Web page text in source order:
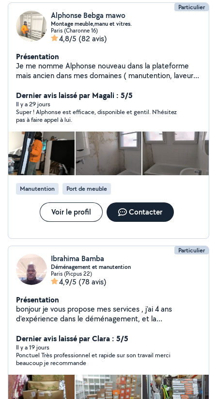
Particulier
Alphonse Bebga mawo
Montage meuble,manu et vitres.
Paris (Charonne 16)
4,8/5 (82 avis)
Présentation
Je me nomme Alphonse nouveau dans la plateforme
mais ancien dans mes domaines ( manutention, laveur
Homme fiable, respectueux ,sourire, dynamique et
Dernier avis laissé par Magali : 5/5
Il y a 29 jours
Super ! Alphonse est efficace, disponible et gentil. N'hésitez
pas à faire appel à lui.
Manutention Port de meuble
Voir le profil Contacter
Particulier
Ibrahima Bamba
Déménagement et manutention
Paris (Picpus 22)
4,9/5 (78 avis)
Présentation
bonjour je vous propose mes services , j'ai 4 ans
d'expérience dans le déménagement, et la
avec un travail soigneux. n'hésitez pas à me contacter
merci à vous
Dernier avis laissé par Clara : 5/5
Il y a 19 jours
Ponctuel Très professionnel et rapide sur son travail merci
beaucoup je recommande